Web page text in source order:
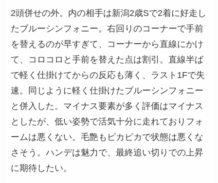
2頭併せの外。内の相手は新潟2歳Sで2着に好走し
たブルーシンフォニー。右回りのコーナーで手前
を替えるのが早すぎて、コーナーから直線にかけ
て、コロコロと手前を替えた点は割引。直線半ば
で軽く仕掛けてからの反応も薄く、ラスト1Fで失
速。同じように軽く仕掛けたブルーシンフォニー
と併入した。マイナス要素が多く評価はマイナス
としたが、低い姿勢で活気十分に走れておりフォ
ームは悪くない。毛艶もピカピカで状態は悪くな
さそう。ハンデは魅力で、最終追い切りでの上昇
に期待したい。